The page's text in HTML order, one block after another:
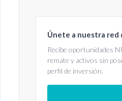
Únete a nuestra red
Recibe oportunidades
remate y activos sin
perfil de inversión.